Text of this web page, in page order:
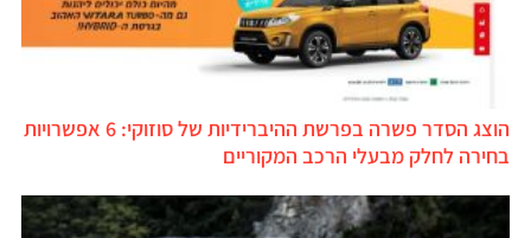
הוצג הסדר פשרה בפרשת ההיברידיות של סוזוקי: 6 אפשרויות
בחירה לחלק מבעלי הרכב המקוריים